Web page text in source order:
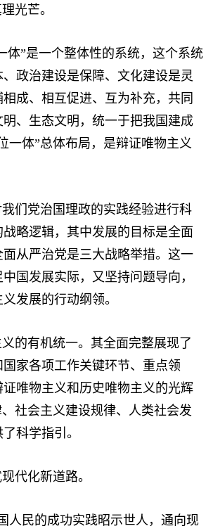
光芒。
”是一个整体性的系统，这个系统
政治建设是保障、文化建设是灵
成、相互促进、互为补充，共同
、生态文明，统一于把我国建成
一体”总体布局，是辩证唯物主义
们党治国理政的实践经验进行科
略逻辑，其中发展的目标是全面
从严治党是三大战略举措。这一
国发展实际，又坚持问题导向，
发展的行动纲领。
的有机统一。其全面完整展现了
家各项工作关键环节、重点领
唯物主义和历史唯物主义的光辉
社会主义建设规律、人类社会发
科学指引。
代化新道路。
民的成功实践昭示世人，通向现